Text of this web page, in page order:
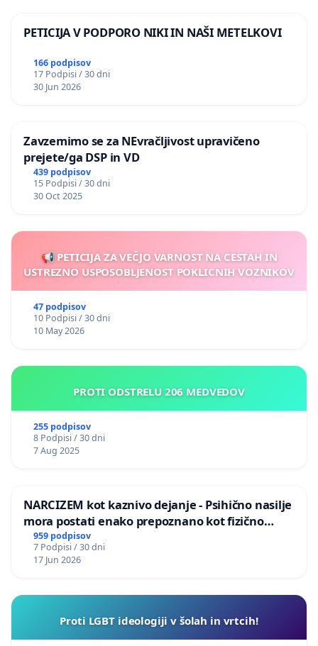
PETICIJA V PODPORO NIKI IN NAŠI METELKOVI
166 podpisov
17 Podpisi / 30 dni
30 Jun 2026
Zavzemimo se za NEvračljivost upravičeno
prejete/ga DSP in VD
439 podpisov
15 Podpisi / 30 dni
30 Oct 2025
📢 PETICIJA ZA VEČJO VARNOST NA CESTAH IN
USTREZNO USPOSOBLJENOST POKLICNIH VOZNIKOV
47 podpisov
10 Podpisi / 30 dni
10 May 2026
PROTI ODSTRELU 206 MEDVEDOV
255 podpisov
8 Podpisi / 30 dni
7 Aug 2025
NARCIZEM kot kaznivo dejanje - Psihično nasilje
mora postati enako prepoznano kot fizično
nasilje
959 podpisov
7 Podpisi / 30 dni
17 Jun 2026
Proti LGBT ideologiji v šolah in vrtcih!